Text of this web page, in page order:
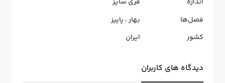
فصل‌ها
بهار، پاییز
کشور
ایران
دیدگاه های کاربران